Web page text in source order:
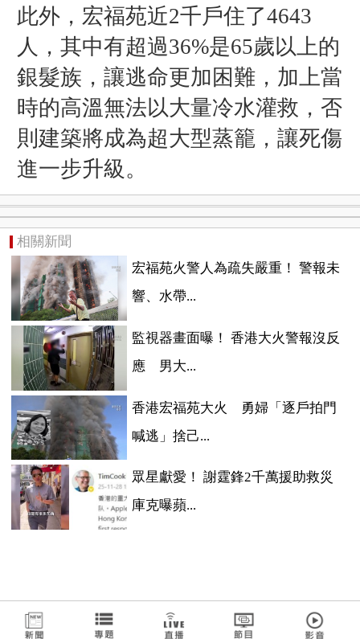
此外，宏福苑近2千戶住了4643
人，其中有超過36%是65歲以上的
銀髮族，讓逃命更加困難，加上當
時的高溫無法以大量冷水灌救，否
則建築將成為超大型蒸籠，讓死傷
進一步升級。
相關新聞
宏福苑火警人為疏失嚴重！ 警報未
響、水帶...
監視器畫面曝！ 香港大火警報沒反
應 男大...
香港宏福苑大火 勇婦「逐戶拍門
喊逃」捨己...
眾星獻愛！ 謝霆鋒2千萬援助救災
庫克曝蘋...